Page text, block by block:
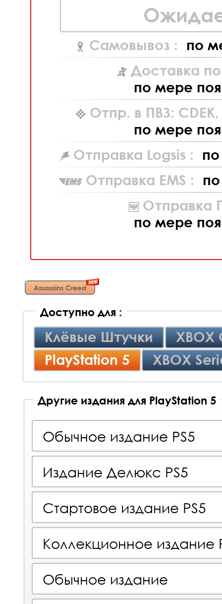
Самовывоз : по
Доставка
по мере
Отпр. в ПВЗ: CDEK,
по мере
Отправка Logsis :
Отправка EMS :
Отправка
по мере
Assassins Creed
Доступно для :
Клёвые Штучки
XBOX
PlayStation 5
XBOX
Другие издания для PlayStation 5
Обычное издание PS5
Издание Делюкс PS5
Стартовое издание PS5
Коллекционное издание
Обычное издание